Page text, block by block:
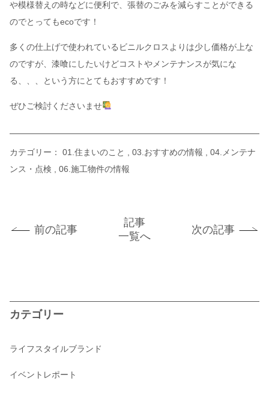
や模様替えの時などに便利で、張替のごみを減らすことができる
のでとってもecoです！
多くの仕上げで使われているビニルクロスよりは少し価格が上な
のですが、漆喰にしたいけどコストやメンテナンスが気にな
る、、、という方にとてもおすすめです！
ぜひご検討くださいませ
カテゴリー： 01.住まいのこと 03.おすすめの情報
04.メンテナ
ンス・点検
06.施工物件の情報
前の記事
記事
一覧へ
次の記事
カテゴリー
ライフスタイルブランド
イベントレポート